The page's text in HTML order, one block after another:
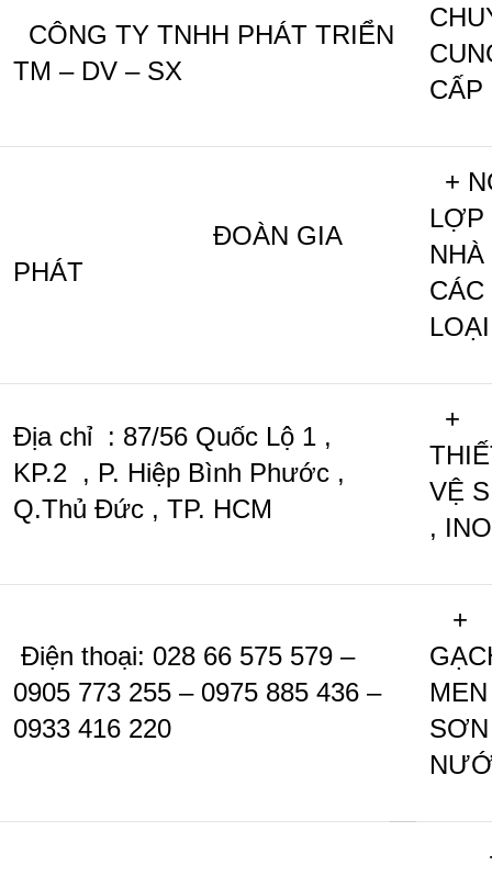
CÔNG TY TNHH PHÁT TRIỂN
TM – DV – SX
CẤP
ĐOÀN GIA
PHÁT
+
LỢP
NHÀ
CÁC
LOẠI
Địa chỉ : 87/56 Quốc Lộ 1 ,
KP.2 , P. Hiệp Bình Phước ,
Q.Thủ Đức , TP. HCM
+
VỆ
,
Điện thoại: 028 66 575 579 –
0905 773 255 – 0975 885 436 –
0933 416 220
+
SƠN